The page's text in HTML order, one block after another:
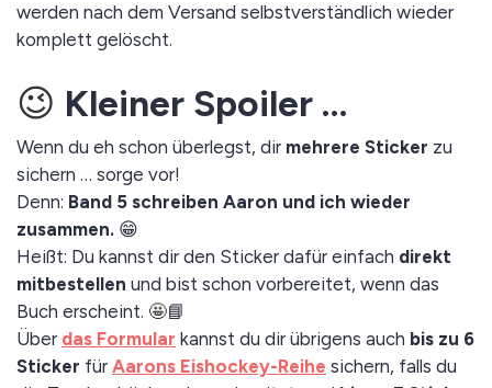
werden nach dem Versand selbstverständlich wieder
komplett gelöscht.
😉 Kleiner Spoiler …
Wenn du eh schon überlegst, dir mehrere Sticker zu
sichern … sorge vor!
Denn: Band 5 schreiben Aaron und ich wieder
zusammen. 😁
Heißt: Du kannst dir den Sticker dafür einfach direkt
mitbestellen und bist schon vorbereitet, wenn das
Buch erscheint. 🤩📘
Über das Formular kannst du dir übrigens auch bis zu 6
Sticker für Aarons Eishockey-Reihe sichern, falls du